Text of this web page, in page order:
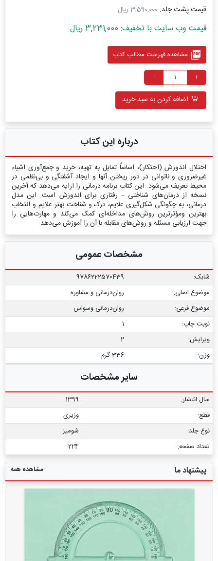
قیمت پشت جلد: 3,590,000 ریال
قیمت وب سایت با تخفیف: 3,231,000 ریال
picture_as_pdf مشاهده فهرست مطالب کتاب
+
-
اضافه کردن به سبد خرید
درباره این کتاب
اختلال اندوزش (احتکار)، اساساً تمایل به تهیه، خرید و جمع‌آوری اشیاء
غیرضروری و ناتوانی در دور ریختن آنها و ایجاد آشفتگی و بی‌نظمی در
محیط تعریف می‌شود. این کتاب برنامه درمانی را ارایه می‌دهد که آخرین
نسخه از درمان‌های شناختی – رفتاری برای اندوزش‌ است. این مدل
درمانی، به چگونگی شکل‌گیری علایم، درک و شناخت بهتر علایم و انتخاب
بهترین ومؤثرترین روش‌های مداخله‌ای کمک می‌کند و مهارت‌هایی را
جهت ارزیابی مسئله و روش‌های مقابله با آن را آموزش می‌دهد.
مشخصات عمومی
شابک:
9786222570439
موضوع اصلی:
روان‌درمانی و مشاوره
موضوع فرعی:
روان‌درمانی وسواس
نوبت چاپ:
1
ویرایش:
2
وزن:
336 گرم
سایر مشخصات
سال انتشار:
1399
قطع:
وزیری
نوع جلد:
شومیز
تعداد صفحه:
224
پیشنهاد ما مشاهده همه